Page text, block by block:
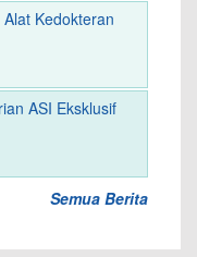
Kedokteran
ASI Eksklusif
Semua Berita